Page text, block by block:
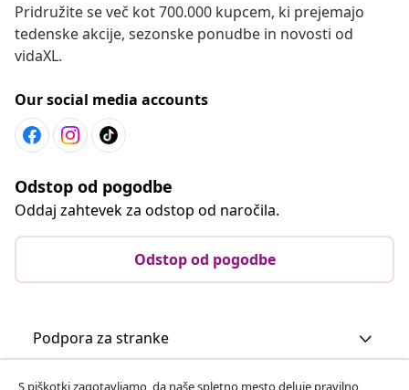
Pridružite se več kot 700.000 kupcem, ki prejemajo
tedenske akcije, sezonske ponudbe in novosti od
vidaXL.
Our social media accounts
Odstop od pogodbe
Oddaj zahtevek za odstop od naročila.
Odstop od pogodbe
Podpora za stranke
S piškotki zagotavljamo, da naše spletno mesto deluje pravilno,